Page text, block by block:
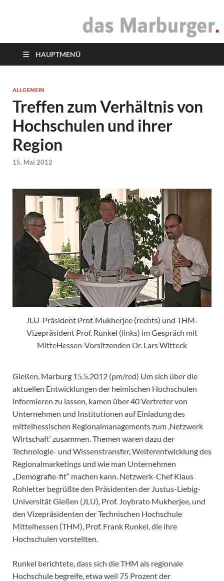
das Marburger.
HAUPTMENÜ
ALLGEMEIN
Treffen zum Verhältnis von
Hochschulen und ihrer
Region
15. Mai 2012
JLU-Präsident Prof. Mukherjee (rechts) und THM-
Vizepräsident Prof. Runkel (links) im Gespräch mit
MitteHessen-Vorsitzenden Dr. Lars Witteck
Gießen, Marburg 15.5.2012 (pm/red) Um sich über die
aktuellen Entwicklungen der heimischen Hochschulen
informieren zu lassen, kamen über 40 Vertreter von
Unternehmen und Institutionen auf Einladung des
mittelhessischen Regionalmanagements zum ‚Netzwerk
Wirtschaft‘ zusammen. Themen waren dazu der
Technologie- und Wissenstransfer, Weiterentwicklung des
Regionalmarketings und wie man Unternehmen
„Demografie-fit“ machen kann. Netzwerk-Chef Klaus
Rohletter begrüßte den Präsidenten der Justus-Liebig-
Universität Gießen (JLU), Prof. Joybrato Mukherjee, und
den Vizepräsidenten der Technischen Hochschule
Mittelhessen (THM), Prof. Frank Runkel, die ihre
Hochschulen vorstellten.
Runkel berichtete, dass sich die THM als regionale
Hochschule begreife, etwa weil 75 Prozent der